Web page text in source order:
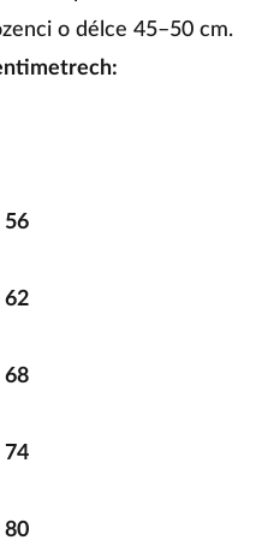
o délce 45–50 cm.
56
62
68
74
80